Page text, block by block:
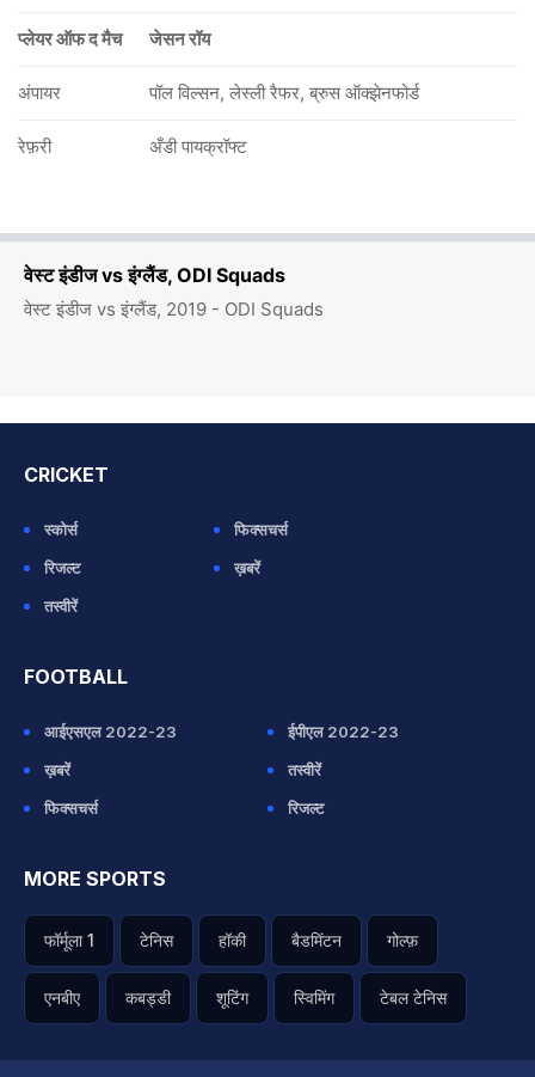
वेस्ट इंडीज vs इंग्लैंड, ODI Squads
वेस्ट इंडीज vs इंग्लैंड, 2019 - ODI Squads
प्लेयर ऑफ द मैच जेसन रॉय
अंपायर पॉल विल्सन, लेस्ली रैफर, ब्रुस ऑक्झेनफोर्ड
रेफ़री अँडी पायक्रॉफ्ट
CRICKET
स्कोर्स
फिक्सचर्स
रिजल्ट
ख़बरें
तस्वीरें
FOOTBALL
आईएसएल 2022-23
ईपीएल 2022-23
ख़बरें
तस्वीरें
फिक्सचर्स
रिजल्ट
MORE SPORTS
फॉर्मूला 1 टेनिस हॉकी बैडमिंटन गोल्फ़
एनबीए कबड्डी शूटिंग स्विमिंग टेबल टेनिस